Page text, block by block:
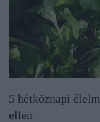
5 hétköznapi
ellen